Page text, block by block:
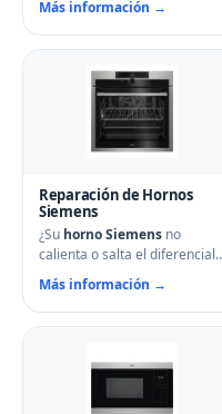
Nuestros técnicos en Aguilar
de Campoo reparan
sistemas No Frost, fugas de
gas refrigerante y problemas
de descarche. Servicio
urgente para evitar pérdida
de alimentos.
Más información →
Reparación de Hornos
Siemens
¿Su horno Siemens no
calienta o salta el diferencial?
Nuestro servicio técnico en
Aguilar de Campoo repara
resistencias, ventiladores,
Especialistas en hornos
multifunción, pirolíticos y de
Más información →